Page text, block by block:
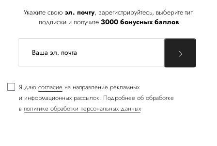
Укажите свою эл. почту, зарегистрируйтесь, выберите тип
подписки и получите 3000 бонусных баллов
Я даю согласие на направление рекламных
и информационных рассылок. Подробнее об обработке
в политике обработки персональных данных